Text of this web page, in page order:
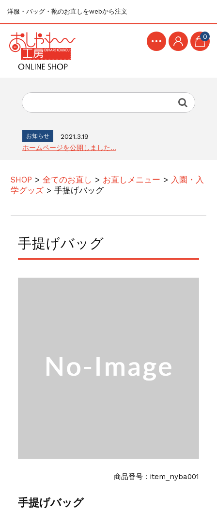
洋服・バッグ・靴のお直しをwebから注文
0
お知らせ
2021.3.19
ホームページを公開しました...
SHOP >全てのお直し > お直しメニュー > 入園・入
学グッズ >手提げバッグ
手提げバッグ
商品番号：item_nyba001
手提げバッグ